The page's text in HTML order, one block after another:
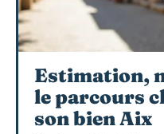
Estimation,
le parcours
son bien Aix